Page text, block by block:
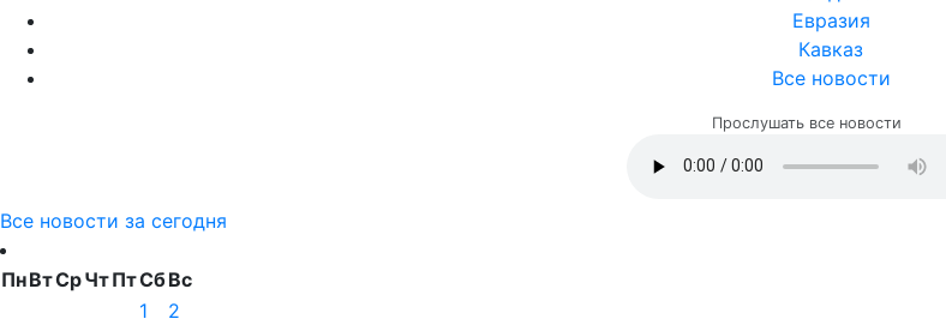
Евразия
Кавказ
Все новости
Прослушать все новости
Все новости за сегодня
ПнВтСрЧтПтСбВс
1
2